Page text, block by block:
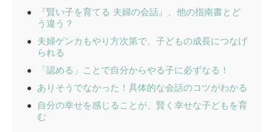
『賢い子を育てる 夫婦の会話』、他の指南書とど
う違う？
夫婦ゲンカもやり方次第で、子どもの成長につなげ
られる
「認める」ことで自分からやる子に必ずなる！
ありそうでなかった！具体的な会話のコツがわかる
自分の幸せを感じることが、賢く幸せな子どもを育
む